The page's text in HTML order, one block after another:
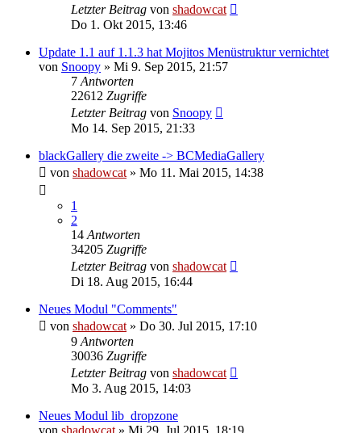
Letzter Beitrag von shadowcat
Do 1. Okt 2015, 13:46
Update 1.1 auf 1.1.3 hat Mojitos Menüstruktur vernichtet
von Snoopy » Mi 9. Sep 2015, 21:57
7 Antworten
22612 Zugriffe
Letzter Beitrag von Snoopy
Mo 14. Sep 2015, 21:33
blackGallery die zweite -> BCMediaGallery
von shadowcat » Mo 11. Mai 2015, 14:38
1
2
14 Antworten
34205 Zugriffe
Letzter Beitrag von shadowcat
Di 18. Aug 2015, 16:44
Neues Modul "Comments"
von shadowcat » Do 30. Jul 2015, 17:10
9 Antworten
30036 Zugriffe
Letzter Beitrag von shadowcat
Mo 3. Aug 2015, 14:03
Neues Modul lib_dropzone
von shadowcat » Mi 29. Jul 2015, 18:19